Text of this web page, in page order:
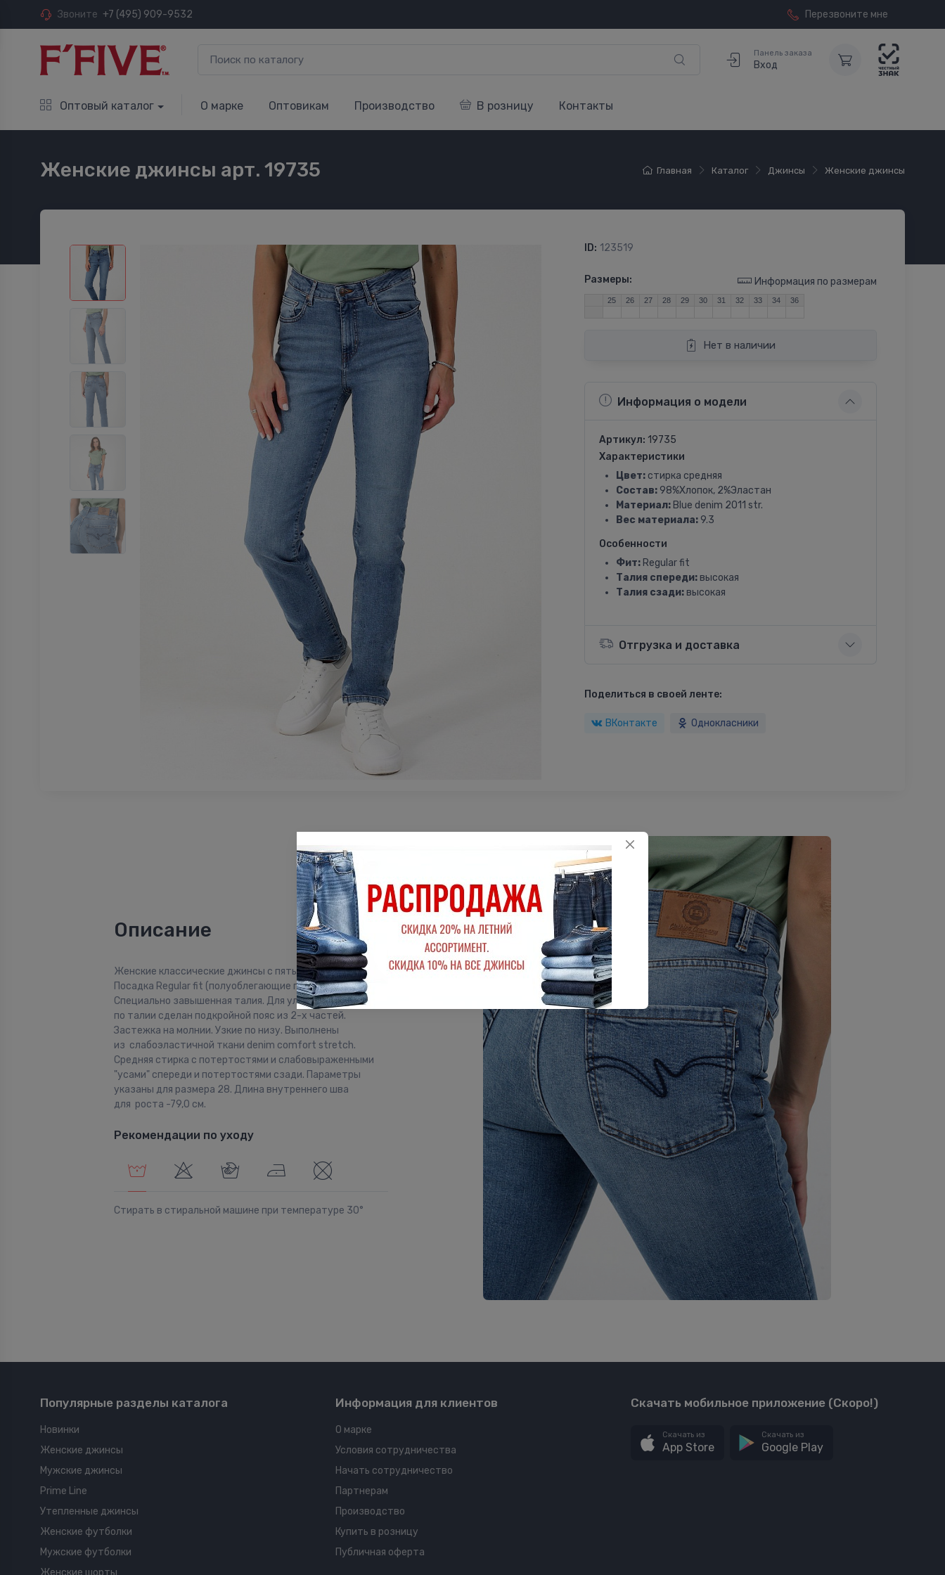
Звоните +7 (495) 909-9532 Перезвоните мне
Панель заказа
Вход
Оптовый каталог О марке Оптовикам Производство В розницу Контакты
Главная Каталог Джинсы Женские джинсы
Женские джинсы арт. 19735
ID: 123519
Размеры: Информация по размерам
25 26 27 28 29 30 31 32 33 34 36
Нет в наличии
Информация о модели
Артикул: 19735
Характеристики
Цвет:стирка средняя
Состав:98%Хлопок, 2%Эластан
Материал:Blue denim 2011 str.
Вес материала:9.3
Особенности
Фит:Regular fit
Талия спереди:высокая
Талия сзади:высокая
Отгрузка и доставка
Поделиться в своей ленте:
ВКонтакте Однокласники
Описание
Женские классические джинсы с пятью карманами.
Посадка Regular fit (полуоблегающие по бедру).
Специально завышенная талия. Для улучшения посадки
по талии сделан подкройной пояс из 2-х частей.
Застежка на молнии. Узкие по низу. Выполнены
из слабоэластичной ткани denim comfort stretch.
Средняя стирка с потертостями и слабовыраженными
"усами" спереди и потертостями сзади. Параметры
указаны для размера 28. Длина внутреннего шва
для роста -79,0 см.
Рекомендации по уходу
Стирать в стиральной машине при температуре 30°
Популярные разделы каталога
Новинки
Женские джинсы
Мужские джинсы
Prime Line
Утепленные джинсы
Женские футболки
Мужские футболки
Информация для клиентов
О марке
Условия сотрудничества
Начать сотрудничество
Партнерам
Производство
Купить в розницу
Публичная оферта
Скачать мобильное приложение (Скоро!)
Скачать из
App Store
Скачать из
Google Play